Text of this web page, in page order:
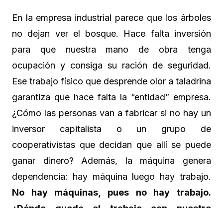
En la empresa industrial parece que los árboles
no dejan ver el bosque. Hace falta inversión
para que nuestra mano de obra tenga
ocupación y consiga su ración de seguridad.
Ese trabajo físico que desprende olor a taladrina
garantiza que hace falta la “entidad” empresa.
¿Cómo las personas van a fabricar si no hay un
inversor capitalista o un grupo de
cooperativistas que decidan que allí se puede
ganar dinero? Además, la máquina genera
dependencia: hay máquina luego hay trabajo.
No hay máquinas, pues no hay trabajo.